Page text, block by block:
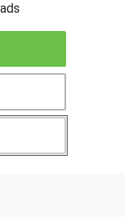
900 264 357